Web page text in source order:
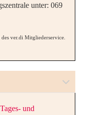
unter: 069
ver.di Mitgliederservice.
und